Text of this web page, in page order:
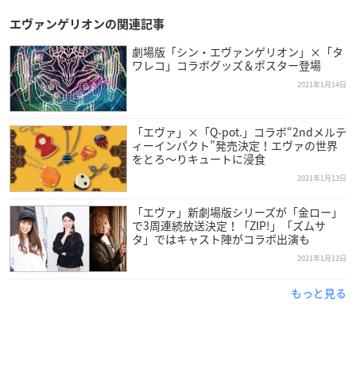
2DCGディレクター：座間香代子
動画検査：村田康人
色彩設計：菊地和子（Wish）
美術監督：串田達也（でほぎゃらりー）
撮影監督：福士享（T2studio）
特技監督：山田豊徳
編集：辻田恵美
音楽：鷺巣詩郎
音響効果：野口透
録音：住谷真
台詞演出：山田陽（サウンドチーム・ドンファン）
総監督助手：轟木一騎
制作統括プロデューサー：岡島隆敏
アニメーションプロデューサー：杉谷勇樹
エヴァンゲリオンの関連記事
劇場版「シン・エヴァンゲリオン」×「タ
ワレコ」コラボグッズ＆ポスター登場
2021年1月14日
「エヴァ」×「Q-pot.」コラボ“2ndメルテ
ィーインパクト”発売決定！エヴァの世界
をとろ～りキュートに浸食
2021年1月13日
「エヴァ」新劇場版シリーズが「金ロー」
で3周連続放送決定！「ZIP!」「ズムサ
タ」ではキャスト陣がコラボ出演も
2021年1月12日
もっと見る